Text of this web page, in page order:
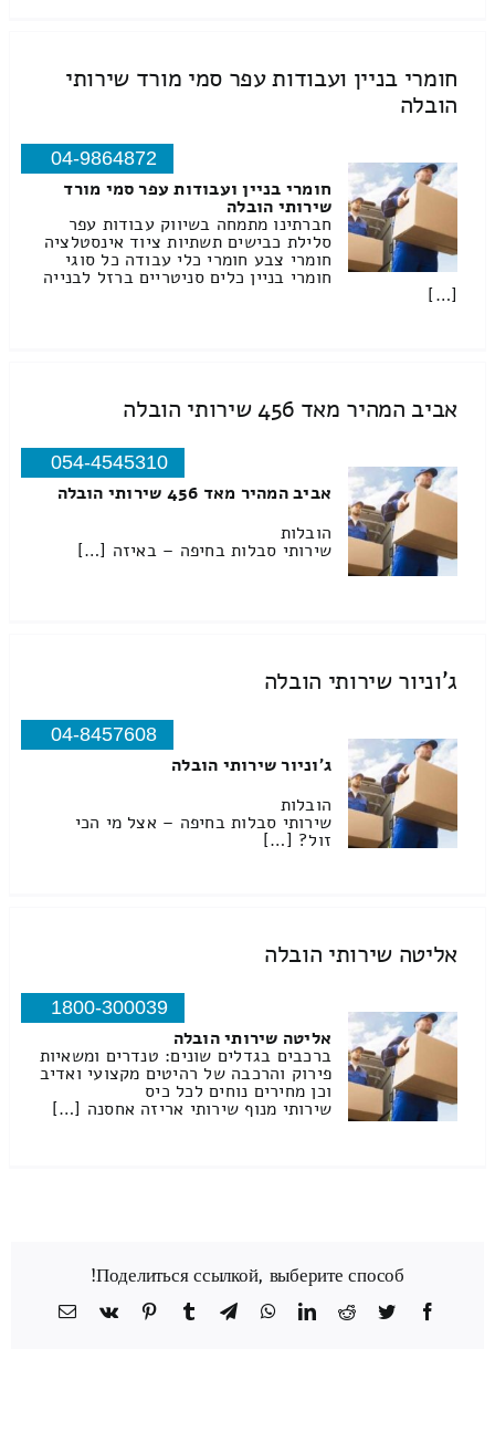
חומרי בניין ועבודות עפר סמי מורד שירותי
הובלה
04-9864872
חומרי בניין ועבודות עפר סמי מורד
שירותי הובלה
חברתינו מתמחה בשיווק עבודות עפר
סלילת כבישים תשתיות ציוד אינסטלציה
חומרי צבע חומרי כלי עבודה כל סוגי
חומרי בניין כלים סניטריים ברזל לבנייה
[…]
אביב המהיר מאד 456 שירותי הובלה
054-4545310
אביב המהיר מאד 456 שירותי הובלה
הובלות
שירותי סבלות בחיפה – באיזה […]
ג'וניור שירותי הובלה
04-8457608
ג'וניור שירותי הובלה
הובלות
שירותי סבלות בחיפה – אצל מי הכי
זול? […]
אליטה שירותי הובלה
1800-300039
אליטה שירותי הובלה
ברכבים בגדלים שונים: טנדרים ומשאיות
פירוק והרכבה של רהיטים מקצועי ואדיב
וכן מחירים נוחים לכל כיס
שירותי מנוף שירותי אריזה אחסנה […]
Поделиться ссылкой, выберите способ!
Facebook
Twitter
Reddit
LinkedIn
WhatsApp
Telegram
Tumblr
Pinterest
Vk
כתובת